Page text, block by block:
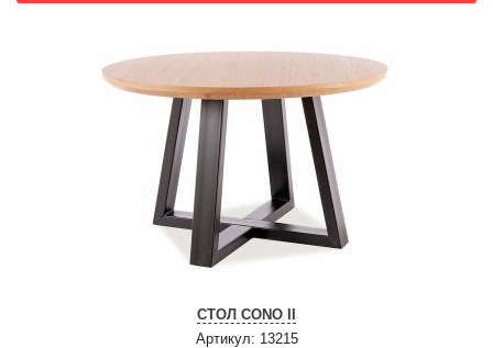
СТОЛ CONO II
Артикул: 13215